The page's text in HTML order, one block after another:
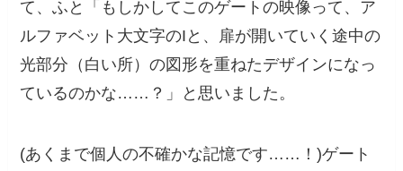
て、ふと「もしかしてこのゲートの映像って、ア
ルファベット大文字のIと、扉が開いていく途中の
光部分（白い所）の図形を重ねたデザインになっ
ているのかな……？」と思いました。
(あくまで個人の不確かな記憶です……！)ゲート